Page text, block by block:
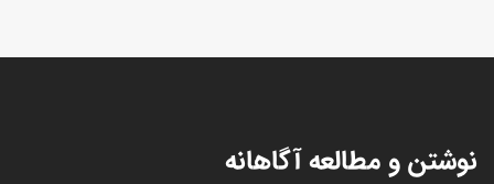
نوشتن و مطالعه آگاهانه